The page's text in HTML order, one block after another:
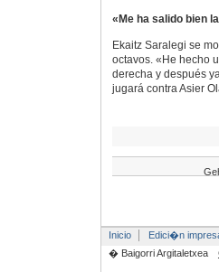
«Me ha salido bien
Ekaitz Saralegi se
octavos. «He hecho
derecha y después
jugará contra Asier
Inicio Edici�n
� Baigorri Argitaletxea